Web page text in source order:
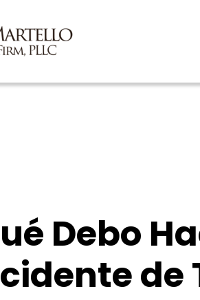
Debo
de